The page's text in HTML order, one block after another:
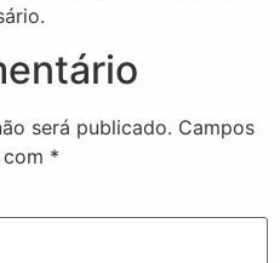
será publicado. Campos
*